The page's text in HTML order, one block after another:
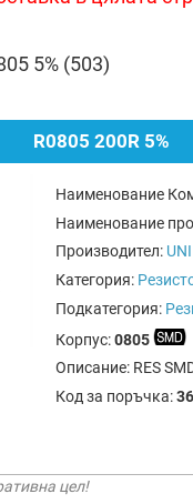
5% (503)
R0805 200R 5%
Наименование
Наименование
Производител:
Категория:
Подкатегория:
Корпус:0805
Описание: RES
Код за поръчка:
цел!